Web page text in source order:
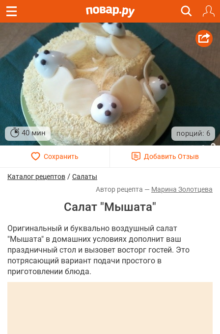
40 мин 6
Каталог рецептов / Салаты
Марина Золотцева
Cалат "Мышата"
Оригинальный и буквально воздушный салат
"Мышата" в домашних условиях дополнит ваш
праздничный стол и вызовет восторг гостей. Это
потрясающий вариант подачи простого в
приготовлении блюда.